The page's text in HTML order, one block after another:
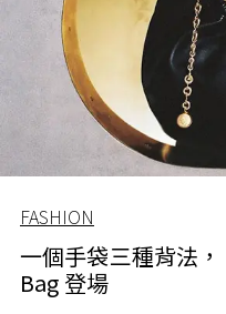
FASHION
一個手袋三種背法
Bag 登場